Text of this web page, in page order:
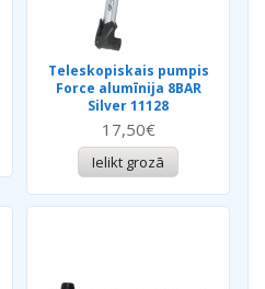
Teleskopiskais pumpis
Force alumīnija 8BAR
Silver 11128
17,50€
Ielikt grozā